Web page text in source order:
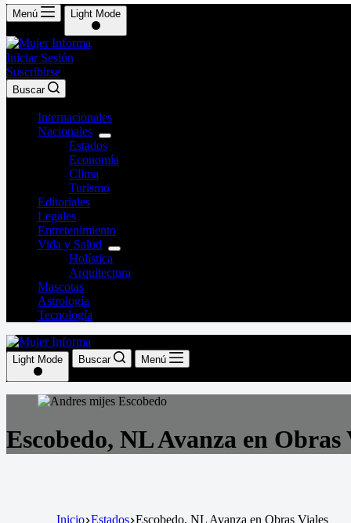
Menú Light Mode
Iniciar Sesión
Suscribirse
Buscar
Internacionales
Nacionales
Estados
Economía
Clima
Turismo
Editoriales
Legales
Entretenimiento
Vida y Salud
Holística
Arquitectura
Mascotas
Astrología
Tecnología
Light Mode Buscar Menú
Escobedo, NL Avanza en Obras
Inicio Estados Escobedo, NL Avanza en Obras Viales